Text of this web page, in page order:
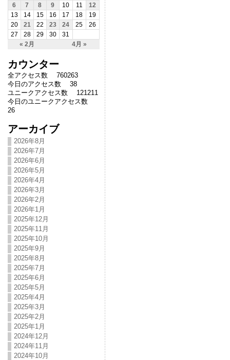
« 2月 4月 »
6
7 8 9 10 11
12
13
14 15 16 17 18
19
20
21 22 23 24 25
26
27
28 29 30 31
カウンター
全アクセス数 760263
今日のアクセス数 38
ユニークアクセス数 121211
今日のユニークアクセス数
26
アーカイブ
2026年8月
2026年7月
2026年6月
2026年5月
2026年4月
2026年3月
2026年2月
2026年1月
2025年12月
2025年11月
2025年10月
2025年9月
2025年8月
2025年7月
2025年6月
2025年5月
2025年4月
2025年3月
2025年2月
2025年1月
2024年12月
2024年11月
2024年10月